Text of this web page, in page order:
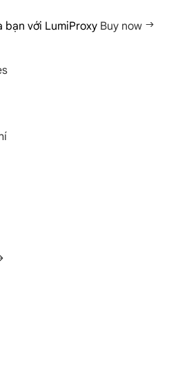
bạn với LumiProxy Buy now